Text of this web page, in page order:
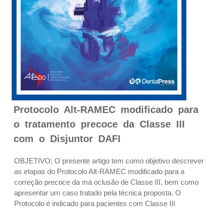
Protocolo Alt-RAMEC modificado para
o tratamento precoce da Classe III
com o Disjuntor DAFI
OBJETIVO: O presente artigo tem como objetivo descrever
as etapas do Protocolo Alt-RAMEC modificado para a
correção precoce da má oclusão de Classe III, bem como
apresentar um caso tratado pela técnica proposta. O
Protocolo é indicado para pacientes com Classe III